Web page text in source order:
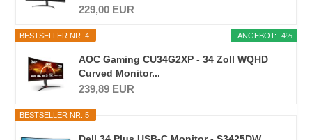
229,00 EUR
ANGEBOT: -4%
BESTSELLER NR. 4
AOC Gaming CU34G2XP - 34 Zoll WQHD
Curved Monitor...
239,89 EUR
BESTSELLER NR. 5